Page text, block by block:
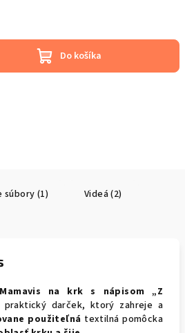
Do košíka
súbory (1) Videá (2)
na krk s nápisom „Z
praktický darček, ktorý zahreje a
použiteľná textilná pomôcka